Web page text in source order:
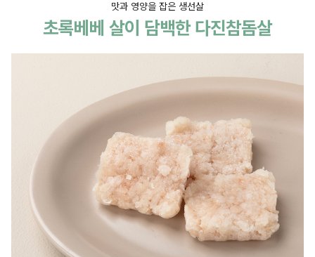
맛과 영양을 잡은 생선살
초록베베 살이 담백한 다진참돔살